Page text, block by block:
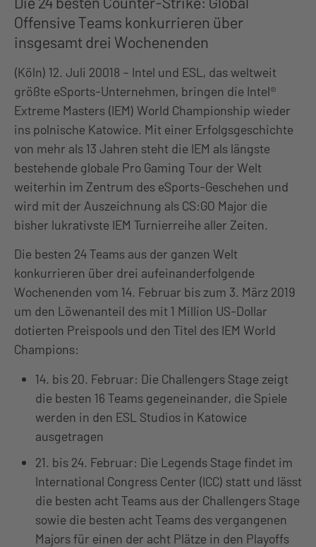
Offensive Teams konkurrieren über
insgesamt drei Wochenenden
(Köln) 12. Juli 20018 – Intel und ESL, das weltweit
größte eSports-Unternehmen, bringen die Intel®
Extreme Masters (IEM) World Championship wieder
ins polnische Katowice. Mit einer Erfolgsgeschichte
von mehr als 13 Jahren steht die IEM als längste
bestehende globale Pro Gaming Tour der Welt
weiterhin im Zentrum des eSports-Geschehen und
wird mit der Auszeichnung als CS:GO Major die
bisher lukrativste IEM Turnierreihe aller Zeiten.
Die besten 24 Teams aus der ganzen Welt
konkurrieren über drei aufeinanderfolgende
Wochenenden vom 14. Februar bis zum 3. März 2019
um den Löwenanteil des mit 1 Million US-Dollar
dotierten Preispools und den Titel des IEM World
Champions:
14. bis 20. Februar: Die Challengers Stage zeigt
die besten 16 Teams gegeneinander, die Spiele
werden in den ESL Studios in Katowice
ausgetragen
21. bis 24. Februar: Die Legends Stage findet im
International Congress Center (ICC) statt und lässt
die besten acht Teams aus der Challengers Stage
sowie die besten acht Teams des vergangenen
Majors für einen der acht Plätze in den Playoffs